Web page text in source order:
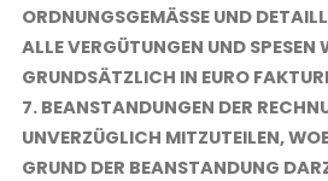
ORDNUNGSGEMÄSSE UND
LLE VERGÜTUNGEN UND SPESEN
RUNDSÄTZLICH IN EURO
7. BEANSTANDUNGEN DER
UNVERZÜGLICH MITZUTEILEN,
GRUND DER BEANSTANDUNG